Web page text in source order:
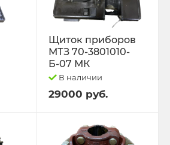
Щиток приборов
МТЗ 70-3801010-
Б-07 МК
В наличии
29000 руб.